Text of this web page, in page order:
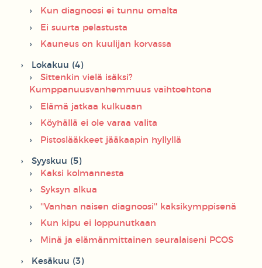
Kun diagnoosi ei tunnu omalta
Ei suurta pelastusta
Kauneus on kuulijan korvassa
Lokakuu (4)
Sittenkin vielä isäksi?
Kumppanuusvanhemmuus vaihtoehtona
Elämä jatkaa kulkuaan
Köyhällä ei ole varaa valita
Pistoslääkkeet jääkaapin hyllyllä
Syyskuu (5)
Kaksi kolmannesta
Syksyn alkua
''Vanhan naisen diagnoosi'' kaksikymppisenä
Kun kipu ei loppunutkaan
Minä ja elämänmittainen seuralaiseni PCOS
Kesäkuu (3)